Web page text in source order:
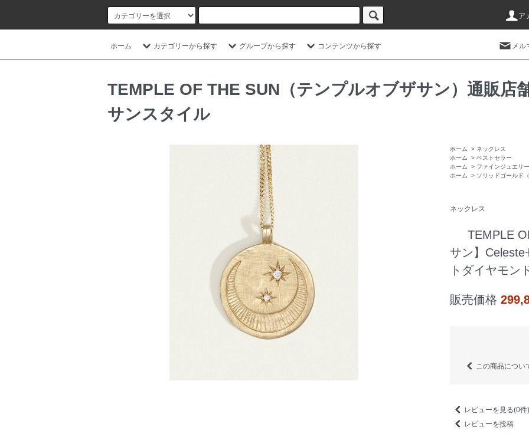
ア
ホーム カテゴリーから探す グループから探す コンテンツから探す メル
TEMPLE OF THE SUN（テンプルオブザサン）通販店
サンスタイル
ホーム > ネックレス
ホーム
> ベストセラー
ホーム
> ファインジュエリー
ホーム
> ソリッドゴールド（
ネックレス
TEMPLE
サン】
トダイヤモン
販売価格
この商品につい
レビューを見る(0件)
レビューを投稿